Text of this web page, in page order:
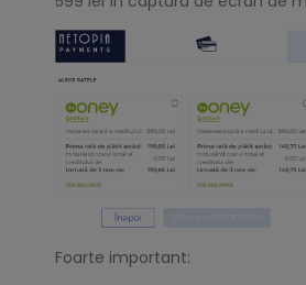
Foarte important: